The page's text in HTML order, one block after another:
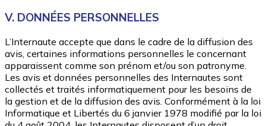
V. DONNÉES PERSONNELLES
L’Internaute accepte que dans le cadre de la diffusion des
avis, certaines informations personnelles le concernant
apparaissent comme son prénom et/ou son patronyme.
Les avis et données personnelles des Internautes sont
collectés et traités informatiquement pour les besoins de
la gestion et de la diffusion des avis. Conformément à la loi
Informatique et Libertés du 6 janvier 1978 modifié par la loi